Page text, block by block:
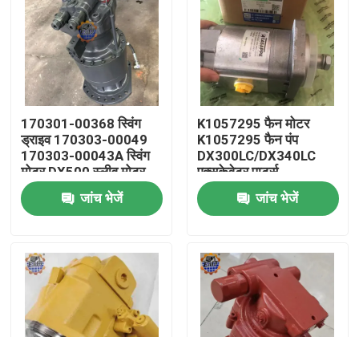
उत्पादों
170301-00368 स्विंग
ड्राइव 170303-00049
170303-00043A स्विंग
मोटर DX500 स्लीव मोटर
जांच भेजें
K1057295 फैन मोटर
K1057295 फैन पंप
DX300LC/DX340LC
एक्सकेवेटर पार्ट्स
जांच भेजें